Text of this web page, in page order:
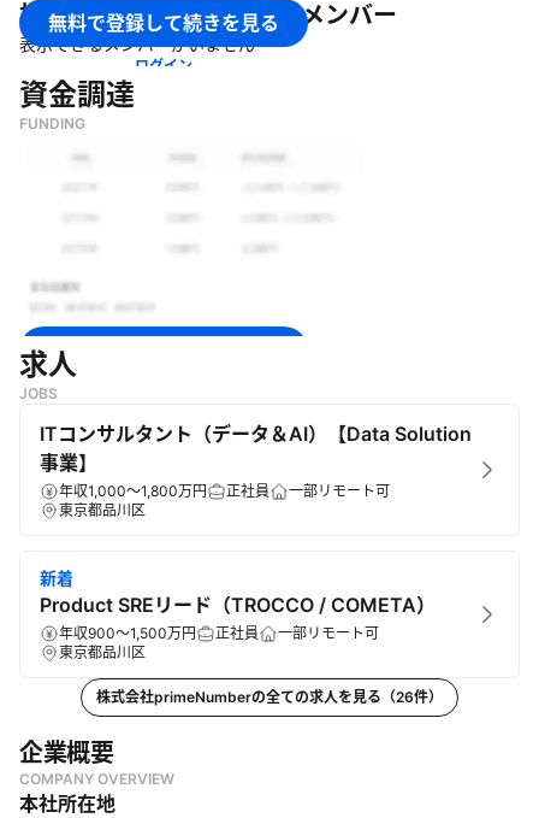
営
・データの発見・理解・活用を促進するデータカタログ
「COMETA」の開発・運営
・データテクノロジー領域の課題解決を実現するコンサルティン
グ・エンジニアリングサービスの提供
世界中のビジネスを支援
無料で登録して続きを見る
ログイン
株式会社primeNumber のメンバー
表示できるメンバーがいません
資金調達
FUNDING
無料で登録して続きを見る
求人
JOBS
ITコンサルタント（データ＆AI）【Data Solution
事業】
年収1,000～1,800万円 正社員
一部リモート可
東京都品川区
新着
Product SREリード（TROCCO / COMETA）
年収900～1,500万円 正社員
一部リモート可
東京都品川区
株式会社primeNumberの全ての求人を見る（26件）
企業概要
COMPANY OVERVIEW
本社所在地